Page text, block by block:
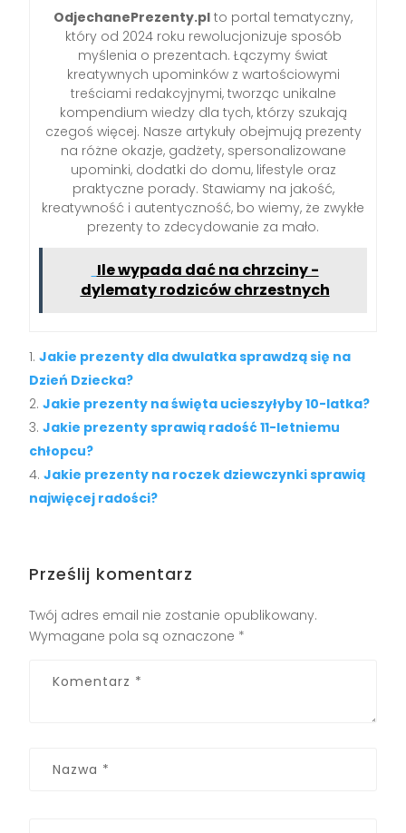
OdjechanePrezenty.pl to portal tematyczny,
który od 2024 roku rewolucjonizuje sposób
myślenia o prezentach. Łączymy świat
kreatywnych upominków z wartościowymi
treściami redakcyjnymi, tworząc unikalne
kompendium wiedzy dla tych, którzy szukają
czegoś więcej. Nasze artykuły obejmują prezenty
na różne okazje, gadżety, spersonalizowane
upominki, dodatki do domu, lifestyle oraz
praktyczne porady. Stawiamy na jakość,
kreatywność i autentyczność, bo wiemy, że zwykłe
prezenty to zdecydowanie za mało.
Ile wypada dać na chrzciny -
dylematy rodziców chrzestnych
Jakie prezenty dla dwulatka sprawdzą się na
Dzień Dziecka?
Jakie prezenty na święta ucieszyłyby 10-latka?
Jakie prezenty sprawią radość 11-letniemu
chłopcu?
Jakie prezenty na roczek dziewczynki sprawią
najwięcej radości?
Prześlij komentarz
Twój adres email nie zostanie opublikowany.
Wymagane pola są oznaczone *